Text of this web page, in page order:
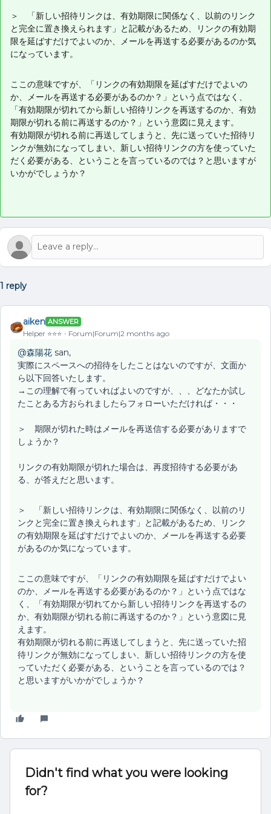
＞ 「新しい招待リンクは、有効期限に関係なく、以前のリンク
と完全に置き換えられます」と記載があるため、リンクの有効期
限を延ばすだけでよいのか、メールを再送する必要があるのか気
になっています。
ここの意味ですが、「リンクの有効期限を延ばすだけでよいの
か、メールを再送する必要があるのか？」という点ではなく、
「有効期限が切れてから新しい招待リンクを再送するのか、有効
期限が切れる前に再送するのか？」という意図に見えます。
有効期限が切れる前に再送してしまうと、先に送っていた招待リ
ンクが無効になってしまい、新しい招待リンクの方を使っていた
だく必要がある、ということを言っているのでは？と思いますが
いかがでしょうか？
1 reply
aiken ANSWER
Helper ⭐️⭐️⭐️ Forum|Forum|2 months ago
@森陽花 san,
実際にスペースへの招待をしたことはないのですが、文面か
ら以下回答いたします。
→この理解で有っていればよいのですが、、、どなたか試し
たことある方おられましたらフォローいただければ・・・
＞ 期限が切れた時はメールを再送信する必要がありますで
しょうか？
リンクの有効期限が切れた場合は、再度招待する必要があ
る、が答えだと思います。
＞ 「新しい招待リンクは、有効期限に関係なく、以前のリ
ンクと完全に置き換えられます」と記載があるため、リンク
の有効期限を延ばすだけでよいのか、メールを再送する必要
があるのか気になっています。
ここの意味ですが、「リンクの有効期限を延ばすだけでよい
のか、メールを再送する必要があるのか？」という点ではな
く、「有効期限が切れてから新しい招待リンクを再送するの
か、有効期限が切れる前に再送するのか？」という意図に見
えます。
有効期限が切れる前に再送してしまうと、先に送っていた招
待リンクが無効になってしまい、新しい招待リンクの方を使
っていただく必要がある、ということを言っているのでは？
と思いますがいかがでしょうか？
Didn't find what you were looking
for?